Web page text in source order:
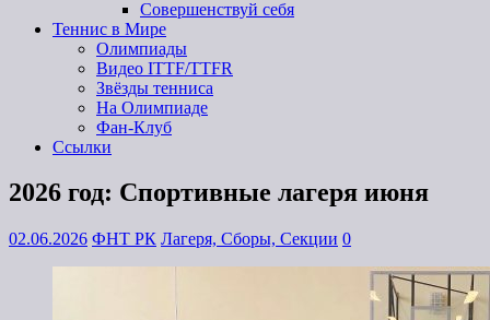
Совершенствуй себя
Теннис в Мире
Олимпиады
Видео ITTF/TTFR
Звёзды тенниса
На Олимпиаде
Фан-Клуб
Ссылки
2026 год: Спортивные лагеря июня
02.06.2026 ФНТ РК Лагеря, Сборы, Секции 0